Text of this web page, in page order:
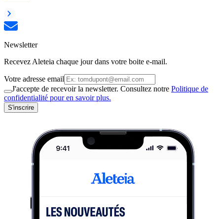
Newsletter
Recevez Aleteia chaque jour dans votre boite e-mail.
Votre adresse email
J'accepte de recevoir la newsletter. Consultez notre Politique de
confidentialité pour en savoir plus.
S'inscrire